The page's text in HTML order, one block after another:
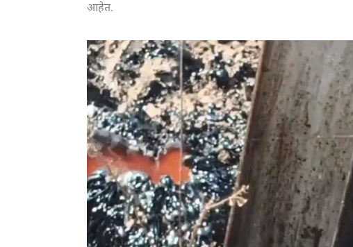
आहेत.